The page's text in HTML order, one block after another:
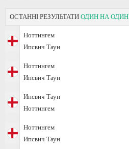
ОСТАННІ РЕЗУЛЬТАТИ ОДИН НА ОДИН
Ноттингем
Ипсвич Таун
Ноттингем
Ипсвич Таун
Ипсвич Таун
Ноттингем
Ноттингем
Ипсвич Таун